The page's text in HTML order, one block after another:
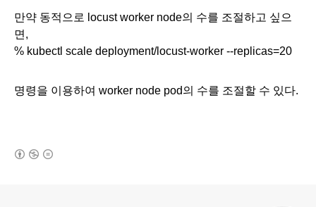
만약 동적으로 locust worker node의 수를 조절하고 싶으
면,
% kubectl scale deployment/locust-worker --replicas=20
명령을 이용하여 worker node pod의 수를 조절할 수 있다.